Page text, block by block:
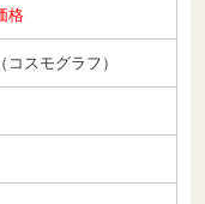
格
スモグラフ）